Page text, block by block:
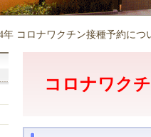
年 コロナワクチン接種予約につ
コロナワク